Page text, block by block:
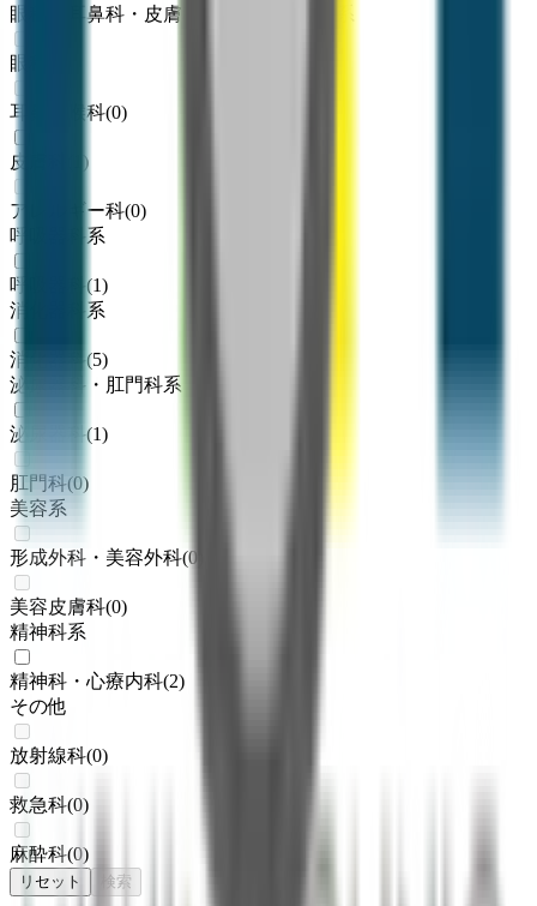
眼科・耳鼻科・皮膚科・アレルギー科系
眼科
耳鼻咽喉科(0)
皮膚科 )
アレルギー科(0)
呼吸器科系
呼吸器科 (1)
消化器科系
消化器科 (5)
泌尿器科・肛門科系
泌尿器科(1)
肛門科(0)
美容系
形成外科・美容外科(0
美容皮膚科(0)
精神科系
精神科・心療内科(2)
その他
放射線科(0)
救急科(0)
麻酔科(0)
リセット 検索